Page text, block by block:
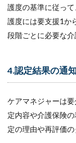
異なる
持つ専
門職の
（２）
イスと
5.3
護度の基準に従っ
護度には要支援1か
段階ごとに必要な介
4.認定結果の通知
ケアマネジャーは
定内容や介護保険
定の理由や再評価の